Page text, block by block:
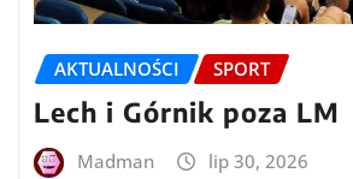
AKTUALNOŚCI SPORT
Lech i Górnik poza LM
Madman lip 30, 2026